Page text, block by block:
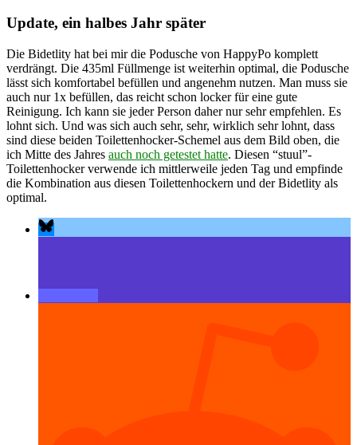
Update, ein halbes Jahr später
Die Bidetlity hat bei mir die Podusche von HappyPo komplett
verdrängt. Die 435ml Füllmenge ist weiterhin optimal, die Podusche
lässt sich komfortabel befüllen und angenehm nutzen. Man muss sie
auch nur 1x befüllen, das reicht schon locker für eine gute
Reinigung. Ich kann sie jeder Person daher nur sehr empfehlen. Es
lohnt sich. Und was sich auch sehr, sehr, wirklich sehr lohnt, dass
sind diese beiden Toilettenhocker-Schemel aus dem Bild oben, die
ich Mitte des Jahres auch noch getestet hatte. Diesen “stuul”-
Toilettenhocker verwende ich mittlerweile jeden Tag und empfinde
die Kombination aus diesen Toilettenhockern und der Bidetlity als
optimal.